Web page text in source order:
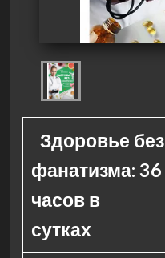
Здоровье без
фанатизма: 36
часов в
сутках